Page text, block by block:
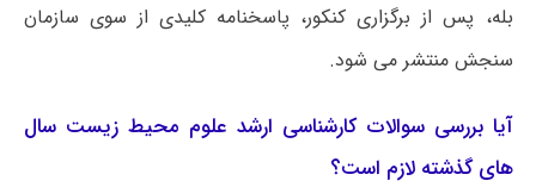
بله، پس از برگزاری کنکور، پاسخنامه کلیدی از سوی سازمان
سنجش منتشر می شود.
آیا بررسی سوالات کارشناسی ارشد علوم محیط زیست سال
های گذشته لازم است؟